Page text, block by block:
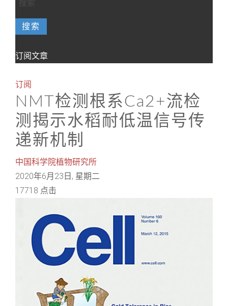
搜索
订阅文章
订阅
NMT检测根系Ca2+流检
测揭示水稻耐低温信号传
递新机制
中国科学院植物研究所
2020年6月23日, 星期二
17718 点击